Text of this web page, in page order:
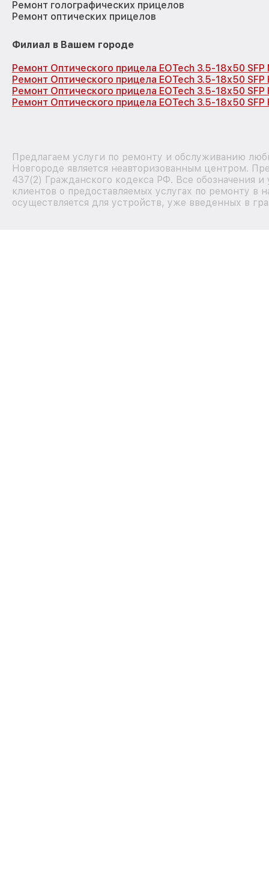
Ремонт голографических прицелов
Ремонт оптических прицелов
Филиал в Вашем городе
Ремонт Оптического прицела EOTech 3.5-18x50 SFP
Ремонт Оптического прицела EOTech 3.5-18x50
Ремонт Оптического прицела EOTech 3.5-18x50
Ремонт Оптического прицела EOTech 3.5-18x50 SFP
Предлагаем услуги по ремонту и обслуживанию
Новгороде является неавторизованным центром.
437(2) Гражданского кодекса РФ. Все обозначения
клиентов о предоставляемых услугах по ремонту в
осуществляется для устройств, уже введенных в